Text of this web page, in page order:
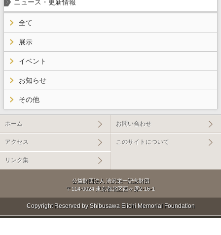
ニュース・更新情報
全て
展示
イベント
お知らせ
その他
ホーム お問い合わせ
アクセス このサイトについて
リンク集
公益財団法人 渋沢栄一記念財団
〒114-0024 東京都北区西ヶ原2-16-1
Copyright Reserved by Shibusawa Eiichi Memorial Foundation